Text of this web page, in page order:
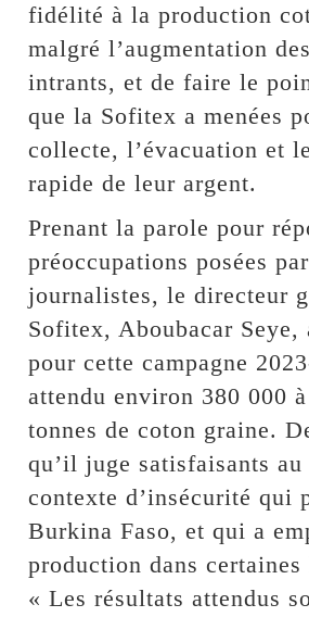
fidélité à la production
malgré l’augmentation
intrants, et de faire le
que la Sofitex a menées
collecte, l’évacuation et
rapide de leur argent.
Prenant la parole pour
préoccupations posées
journalistes, le directeur
Sofitex, Aboubacar Seye,
pour cette campagne
attendu environ 380 000
tonnes de coton graine.
qu’il juge satisfaisants au
contexte d’insécurité qui
Burkina Faso, et qui a
production dans
« Les résultats attendus